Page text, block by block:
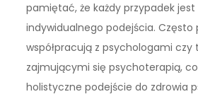
pamiętać, że każdy przypadek
indywidualnego podejścia. Często
współpracują z psychologami
zajmującymi się psychoterapią,
holistyczne podejście do zdrowia